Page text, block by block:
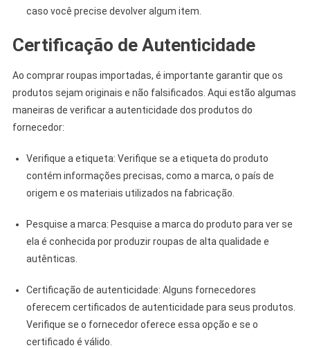
caso você precise devolver algum item.
Certificação de Autenticidade
Ao comprar roupas importadas, é importante garantir que os
produtos sejam originais e não falsificados. Aqui estão algumas
maneiras de verificar a autenticidade dos produtos do
fornecedor:
Verifique a etiqueta: Verifique se a etiqueta do produto
contém informações precisas, como a marca, o país de
origem e os materiais utilizados na fabricação.
Pesquise a marca: Pesquise a marca do produto para ver se
ela é conhecida por produzir roupas de alta qualidade e
autênticas.
Certificação de autenticidade: Alguns fornecedores
oferecem certificados de autenticidade para seus produtos.
Verifique se o fornecedor oferece essa opção e se o
certificado é válido.